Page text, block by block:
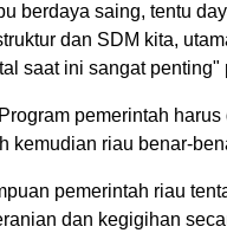
berdaya saing, tentu
dan SDM kita,
saat ini sangat penting"
pemerintah
kemudian riau benar-
pemerintah riau
dan kegigihan